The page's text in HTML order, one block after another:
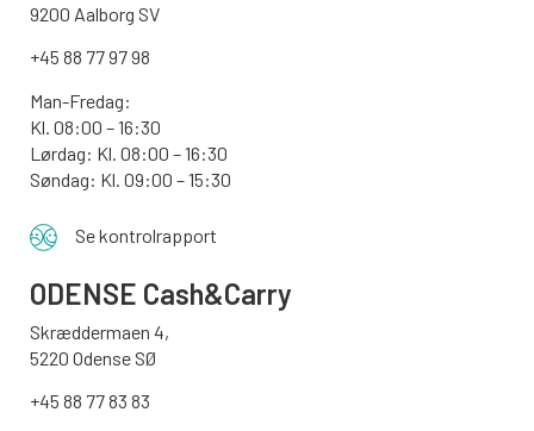
9200 Aalborg SV
+45 88 77 97 98
Man-Fredag:
Kl. 08:00 – 16:30
Lørdag: Kl. 08:00 – 16:30
Søndag: Kl. 09:00 – 15:30
Se kontrolrapport
ODENSE Cash&Carry
Skræddermaen 4,
5220 Odense SØ
+45 88 77 83 83